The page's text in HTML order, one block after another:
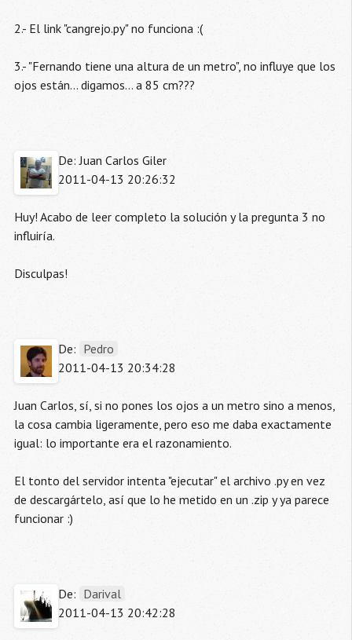
2.- El link "cangrejo.py" no funciona :(
3.- "Fernando tiene una altura de un metro", no influye que los
ojos están... digamos... a 85 cm???
De: Juan Carlos Giler
2011-04-13 20:26:32
Huy! Acabo de leer completo la solución y la pregunta 3 no
influiría.
Disculpas!
De: Pedro
2011-04-13 20:34:28
Juan Carlos, sí, si no pones los ojos a un metro sino a menos,
la cosa cambia ligeramente, pero eso me daba exactamente
igual: lo importante era el razonamiento.
El tonto del servidor intenta "ejecutar" el archivo .py en vez
de descargártelo, así que lo he metido en un .zip y ya parece
funcionar :)
De: Darival
2011-04-13 20:42:28